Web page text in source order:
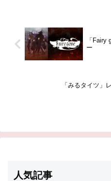
世界。かつてFCの有望選手だっ
た日向晶也は、とある経緯で...
「Fairy
ー
「みるタイツ」
人気記事